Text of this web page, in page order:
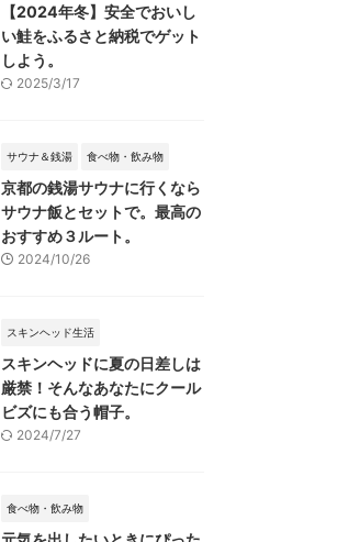
【2024年冬】安全でおいし
い鮭をふるさと納税でゲット
しよう。
2025/3/17
サウナ＆銭湯 食べ物・飲み物
京都の銭湯サウナに行くなら
サウナ飯とセットで。最高の
おすすめ３ルート。
2024/10/26
スキンヘッド生活
スキンヘッドに夏の日差しは
厳禁！そんなあなたにクール
ビズにも合う帽子。
2024/7/27
食べ物・飲み物